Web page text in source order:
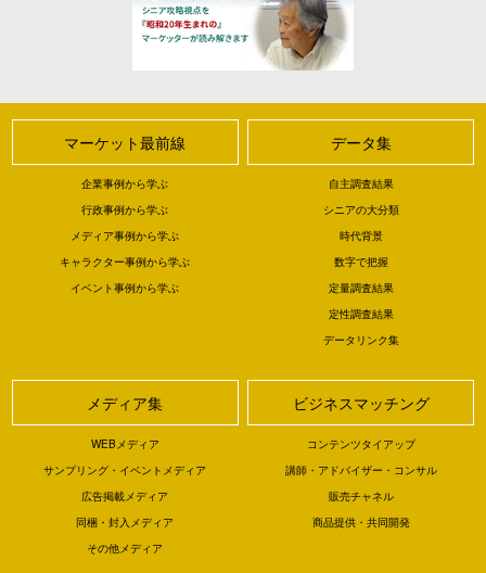
マーケット最前線
企業事例から学ぶ
行政事例から学ぶ
メディア事例から学ぶ
キャラクター事例から学ぶ
イベント事例から学ぶ
データ集
自主調査結果
シニアの大分類
時代背景
数字で把握
定量調査結果
定性調査結果
データリンク集
メディア集
WEBメディア
サンプリング・イベントメディア
広告掲載メディア
同梱・封入メディア
その他メディア
ビジネスマッチング
コンテンツタイアップ
講師・アドバイザー・コンサル
販売チャネル
商品提供・共同開発